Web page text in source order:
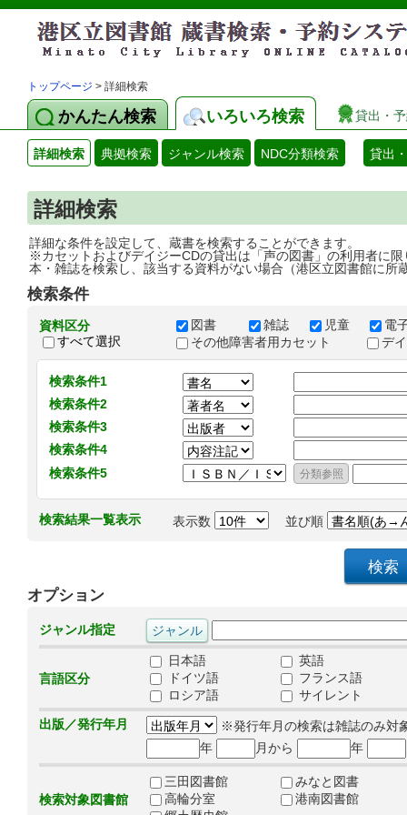
トップページ > 詳細検索
かんたん検索 いろいろ検索 貸出・
詳細検索 典拠検索 ジャンル検索 NDC分類検索 貸出
詳細検索
詳細な条件を設定して、蔵書を検索することができます。
※カセットおよびデイジーCDの貸出は「声の図書」の利用者に限
本・雑誌を検索し、該当する資料がない場合（港区立図書館に所
検索条件
資料区分
すべて選択
図書 雑誌 児童
電
その他障害者用カセット
デ
検索条件1
検索条件2
検索条件3
検索条件4
検索条件5
検索結果一覧表示 表示数 並び順
オプション
ジャンル指定
言語区分
日本語
英語
ドイツ語
フランス語
ロシア語
サイレント
出版／発行年月
※発行年月の検索は雑誌のみ対
年
月から 年
検索対象図書館
三田図書館
みなと図書
高輪分室
港南図書館